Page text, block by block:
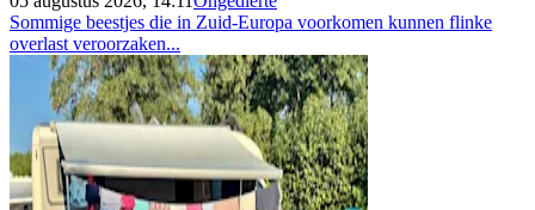
Sommige beestjes die in Zuid-Europa voorkomen kunnen flinke
overlast veroorzaken...